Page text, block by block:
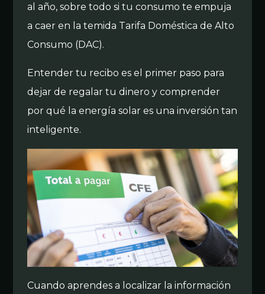
al año, sobre todo si tu consumo te empuja
a caer en la temida Tarifa Doméstica de Alto
Consumo (DAC).
Entender tu recibo es el primer paso para
dejar de regalar tu dinero y comprender
por qué la energía solar es una inversión tan
inteligente.
Cuando aprendes a localizar la información